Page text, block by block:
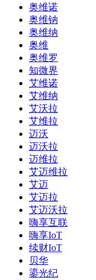
奥维诺
奥维钠
奥维纳
奥维
奥维罗
知微界
艾维诺
艾维纳
艾沃拉
艾维拉
迈沃
迈沃拉
迈维拉
艾迈维拉
艾迈
艾迈拉
艾迈沃拉
嗨享互联
嗨享IoT
续财IoT
贝华
鎏光纪